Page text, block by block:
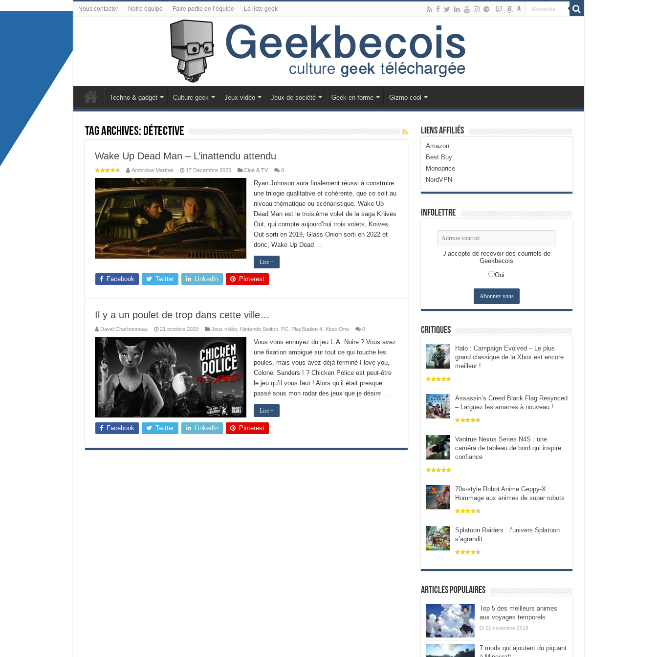
Nous contacter Notre équipe Faire partie de l’équipe La liste geek
Techno & gadget Culture geek Jeux vidéo Jeux de société Geek en forme Gizmo-cool
Tag Archives: détective
Wake Up Dead Man – L’inattendu attendu
Ambroise Marthet 17 Décembre 2025 Ciné & TV 0
Ryan Johnson aura finalement réussi à construire
une trilogie qualitative et cohérente, que ce soit au
niveau thématique ou scénaristique. Wake Up
Dead Man est le troisième volet de la saga Knives
Out, qui compte aujourd’hui trois volets, Knives
Out sorti en 2019, Glass Onion sorti en 2022 et
donc, Wake Up Dead …
Lire +
Facebook Twitter LinkedIn Pinterest
Il y a un poulet de trop dans cette ville…
David Charbonneau 21 octobre 2020 Jeux vidéo, Nintendo Switch, PC, PlayStation 4, Xbox One 0
Vous vous ennuyez du jeu L.A. Noire ? Vous avez
une fixation ambiguë sur tout ce qui touche les
poules, mais vous avez déjà terminé I love you,
Colonel Sanders ! ? Chicken Police est peut-être
le jeu qu’il vous faut ! Alors qu’il était presque
passé sous mon radar des jeux que je désire …
Lire +
Facebook Twitter LinkedIn Pinterest
Liens Affiliés
Amazon
Best Buy
Monoprice
NordVPN
Infolettre
J’accepte de recevoir des courriels de
Geekbecois
Oui
Critiques
Halo : Campaign Evolved – Le plus
grand classique de la Xbox est encore
meilleur !
Assassin’s Creed Black Flag Resynced
– Larguez les amarres à nouveau !
Vantrue Nexus Series N4S : une
caméra de tableau de bord qui inspire
confiance
70s-style Robot Anime Geppy-X :
Hommage aux animes de super robots
Splatoon Raiders : l’univers Splatoon
s’agrandit
Articles populaires
Top 5 des meilleurs animes
aux voyages temporels
21 novembre 2018
7 mods qui ajoutent du piquant